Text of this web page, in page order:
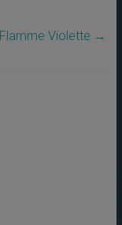
Violette →